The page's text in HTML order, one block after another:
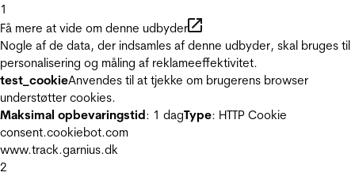
1
Få mere at vide om denne udbyder
Nogle af de data, der indsamles af denne udbyder, skal bruges til
personalisering og måling af reklameeffektivitet.
test_cookieAnvendes til at tjekke om brugerens browser
understøtter cookies.
Maksimal opbevaringstid: 1 dagType: HTTP Cookie
consent.cookiebot.com
www.track.garnius.dk
2